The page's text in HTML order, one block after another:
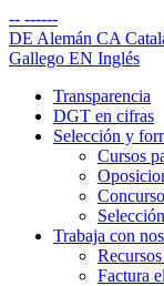
-- ------
DE Alemán CA
Gallego EN Inglés
Transparencia
DGT en cifras
Selección y
Cursos
Trabaja con
Factura